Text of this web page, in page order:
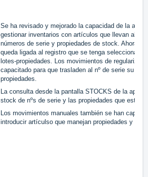
Se ha revisado y mejorado la capacidad de la
gestionar inventarios con artículos que llevan al
números de serie y propiedades de stock. Ahora la
queda ligada al registro que se tenga seleccionado
lotes-propiedades. Los movimientos de
capacitado para que trasladen al nº de serie su
propiedades.
La consulta desde la pantalla STOCKS de la
stock de nºs de serie y las propiedades que este
Los movimientos manuales también se han
introducir artículso que manejan propiedades y nº